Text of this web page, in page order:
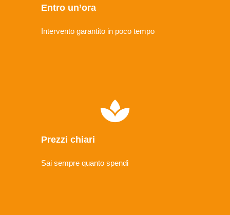
Entro un’ora
Intervento garantito in poco tempo
Prezzi chiari
Sai sempre quanto spendi